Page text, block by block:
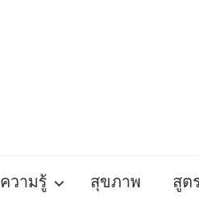
ความรู้ สุขภาพ สูต